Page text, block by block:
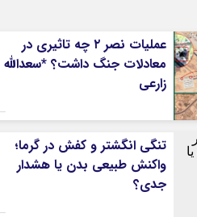
عملیات نصر ۲ چه تاثیری در
معادلات جنگ داشت؟ *سعدالله
زارعی
تنگی انگشتر و کفش در گرما؛
واکنش طبیعی بدن یا هشدار
جدی؟